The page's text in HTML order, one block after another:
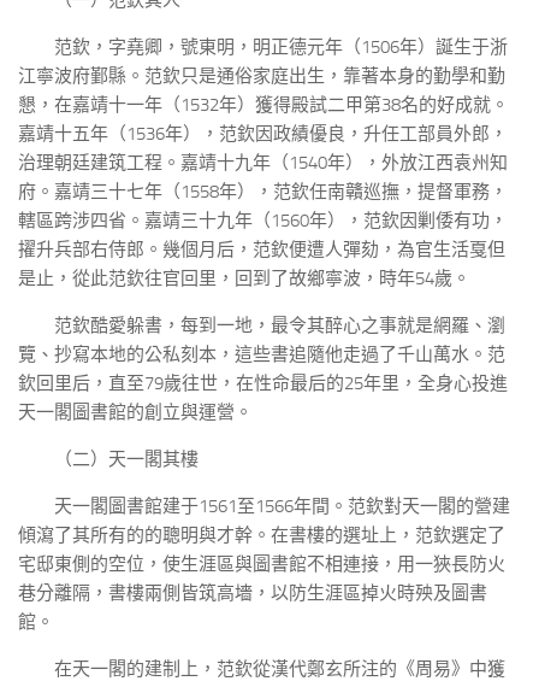
范欽，字堯卿，號東明，明正德元年（1506年）誕生于浙
江寧波府鄞縣。范欽只是通俗家庭出生，靠著本身的勤學和勤
懇，在嘉靖十一年（1532年）獲得殿試二甲第38名的好成就。
嘉靖十五年（1536年），范欽因政績優良，升任工部員外郎，
治理朝廷建筑工程。嘉靖十九年（1540年），外放江西袁州知
府。嘉靖三十七年（1558年），范欽任南贛巡撫，提督軍務，
轄區跨涉四省。嘉靖三十九年（1560年），范欽因剿倭有功，
擢升兵部右侍郎。幾個月后，范欽便遭人彈劾，為官生活戛但
是止，從此范欽往官回里，回到了故鄉寧波，時年54歲。
范欽酷愛躲書，每到一地，最令其醉心之事就是網羅、瀏
覽、抄寫本地的公私刻本，這些書追隨他走過了千山萬水。范
欽回里后，直至79歲往世，在性命最后的25年里，全身心投進
天一閣圖書館的創立與運營。
（二）天一閣其樓
天一閣圖書館建于1561至1566年間。范欽對天一閣的營建
傾瀉了其所有的的聰明與才幹。在書樓的選址上，范欽選定了
宅邸東側的空位，使生涯區與圖書館不相連接，用一狹長防火
巷分離隔，書樓兩側皆筑高墻，以防生涯區掉火時殃及圖書
館。
在天一閣的建制上，范欽從漢代鄭玄所注的《周易》中獲